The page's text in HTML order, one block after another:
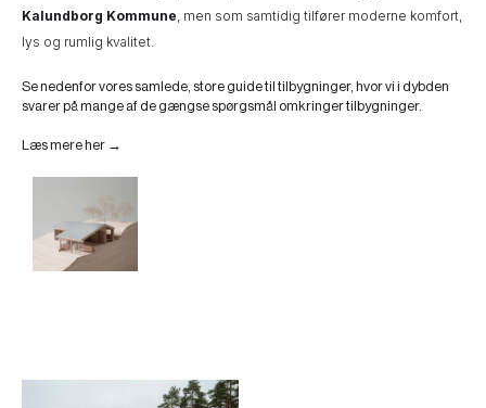
Kalundborg Kommune, men som samtidig tilfører moderne komfort,
lys og rumlig kvalitet.
Se nedenfor vores samlede, store guide til tilbygninger, hvor vi i dybden
svarer på mange af de gængse spørgsmål omkringer tilbygninger.
Læs mere her →